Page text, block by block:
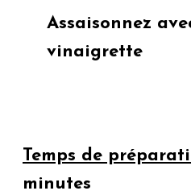
Assaisonnez
vinaigrette
Temps de
minutes